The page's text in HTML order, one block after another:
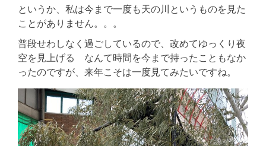
というか、私は今まで一度も天の川というものを見た
ことがありません。。。
普段せわしなく過ごしているので、改めてゆっくり夜
空を見上げる なんて時間を今まで持ったこともなか
ったのですが、来年こそは一度見てみたいですね。